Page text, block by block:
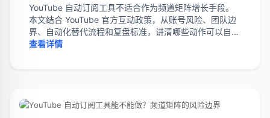
YouTube 自动订阅工具不适合作为频道矩阵增长手段。
本文结合 YouTube 官方互动政策，从账号风险、团队边
界、自动化替代流程和复盘标准，讲清哪些动作可以自动
化，哪些动作应停止。
查看详情